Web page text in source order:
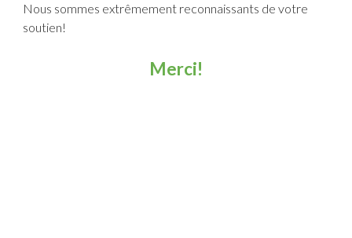
Nous sommes extrêmement reconnaissants de votre
soutien!
Merci!